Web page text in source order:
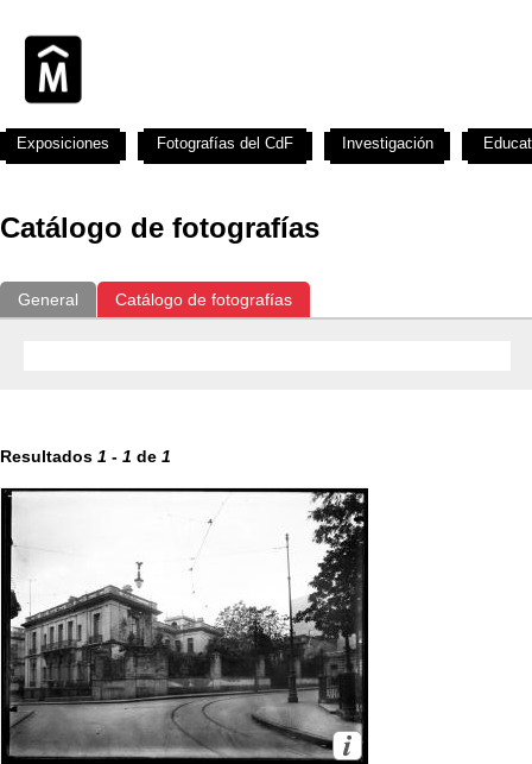
Catálogo de fotografías
General Catálogo de fotografías
Resultados 1 - 1 de 1
Exposiciones Fotografías del CdF Investigación